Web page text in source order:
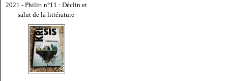
2021 - Philitt n°11 : Déclin et
salut de la littérature